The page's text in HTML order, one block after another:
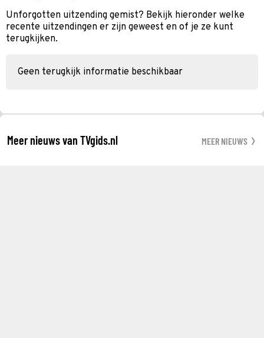
Unforgotten uitzending gemist? Bekijk hieronder welke
recente uitzendingen er zijn geweest en of je ze kunt
terugkijken.
Geen terugkijk informatie beschikbaar
Meer nieuws van TVgids.nl MEER NIEUWS